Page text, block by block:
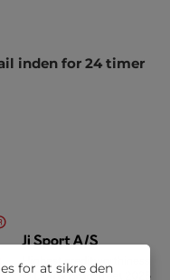
inden for 24 timer
for at sikre den